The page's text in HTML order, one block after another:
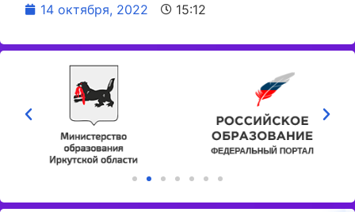
14 октября, 2022 15:12